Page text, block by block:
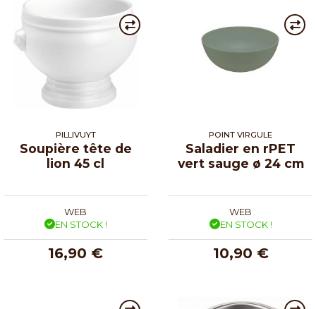
PILLIVUYT
Soupière tête de
lion 45 cl
WEB
EN STOCK !
16,90 €
POINT VIRGULE
Saladier en rPET
vert sauge ø 24 cm
WEB
EN STOCK !
10,90 €